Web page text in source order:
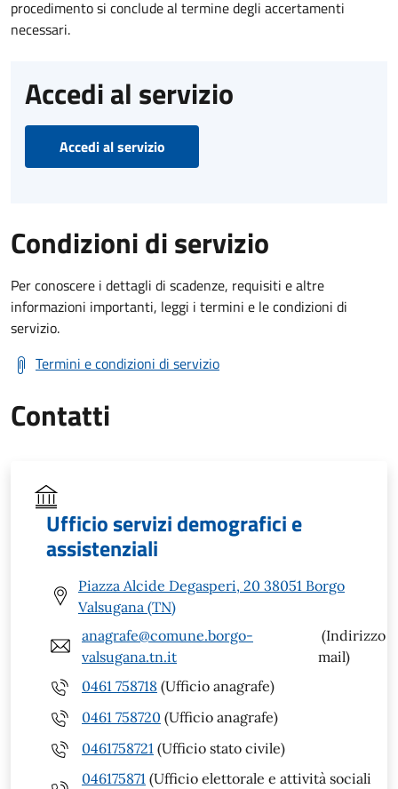
procedimento si conclude al termine degli accertamenti
necessari.
Accedi al servizio
Accedi al servizio
Condizioni di servizio
Per conoscere i dettagli di scadenze, requisiti e altre
informazioni importanti, leggi i termini e le condizioni di
servizio.
Termini e condizioni di servizio
Contatti
Ufficio servizi demografici e
assistenziali
Piazza Alcide Degasperi, 20 38051 Borgo
Valsugana (TN)
anagrafe@comune.borgo-
valsugana.tn.it
(Indirizzo
mail)
0461 758718 (Ufficio anagrafe)
0461 758720 (Ufficio anagrafe)
0461758721 (Ufficio stato civile)
046175871 (Ufficio elettorale e attività sociali